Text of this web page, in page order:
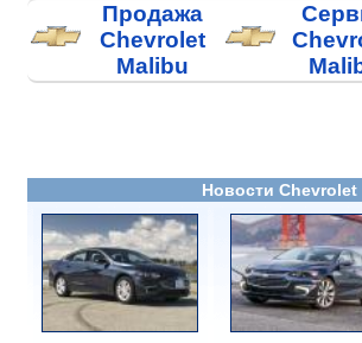
Продажа
Chevrolet
Malibu
Новости Chevrolet